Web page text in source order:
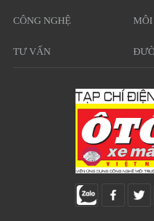
CÔNG NGHỆ MÔI
TƯ VẤN